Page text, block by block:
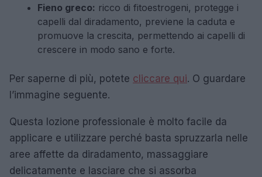
Fieno greco: ricco di fitoestrogeni, protegge i
capelli dal diradamento, previene la caduta e
promuove la crescita, permettendo ai capelli di
crescere in modo sano e forte.
Per saperne di più, potete cliccare qui. O guardare
l’immagine seguente.
Questa lozione professionale è molto facile da
applicare e utilizzare perché basta spruzzarla nelle
aree affette da diradamento, massaggiare
delicatamente e lasciare che si assorba